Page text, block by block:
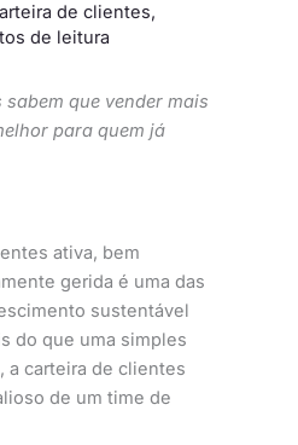
de clientes,
de leitura
que vender mais
para quem já
ativa, bem
gerida é uma das
sustentável
do que uma simples
a carteira de clientes
de um time de